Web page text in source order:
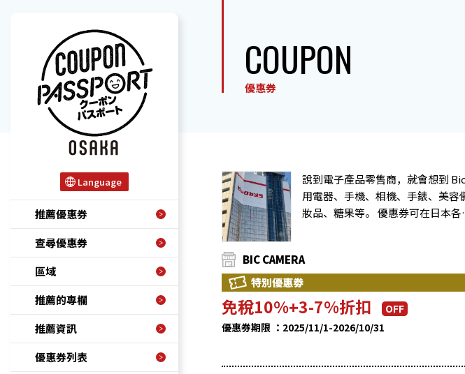
Language
推薦優惠券
查尋優惠券
區域
推薦的專欄
推薦資訊
優惠券列表
COUPON
優惠券
說到電子產品零售商，就會想到
用電器、手機、相機、手錶、美容
妝品、糖果等。 優惠券可在日本
BIC CAMERA
特別優惠劵
免稅10%+3-7%折扣
OFF
優惠券期限 ：2025/11/1-2026/10/31